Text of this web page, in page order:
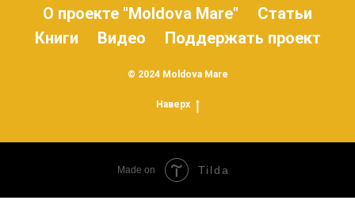
О проекте "Moldova Mare"
Статьи
Книги
Видео Поддержать проект
© 2024 Moldova Mare
Наверх
Made on Tilda